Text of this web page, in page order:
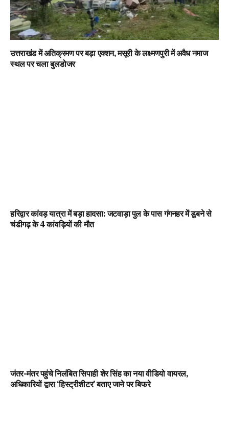
उत्तराखंड में अतिक्रमण पर बड़ा एक्शन, मसूरी के लक्ष्मणपुरी में अवैध नमाज
स्थल पर चला बुलडोजर
हरिद्वार कांवड़ यात्रा में बड़ा हादसा: जटवाड़ा पुल के पास गंगनहर में डूबने से
चंडीगढ़ के 4 कांवड़ियों की मौत
जंतर-मंतर पहुंचे निलंबित सिपाही शेर सिंह का नया वीडियो वायरल,
अधिकारियों द्वारा ‘हिस्ट्रीशीटर’ बताए जाने पर बिफरे